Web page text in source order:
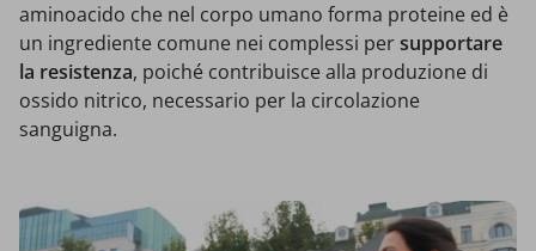
aminoacido che nel corpo umano forma proteine ed è
un ingrediente comune nei complessi persupportare
la resistenza, poiché contribuisce alla produzione di
ossido nitrico, necessario per la circolazione
sanguigna.